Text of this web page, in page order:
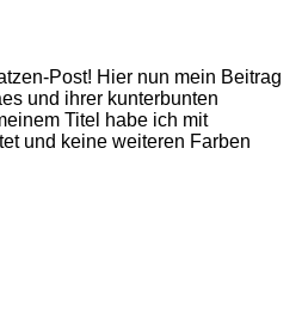
Post! Hier nun mein Beitrag
und ihrer kunterbunten
Titel habe ich mit
und keine weiteren Farben